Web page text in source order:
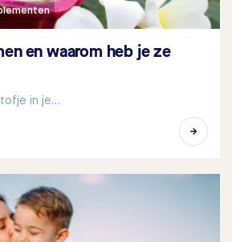
en waarom heb je ze
in je…